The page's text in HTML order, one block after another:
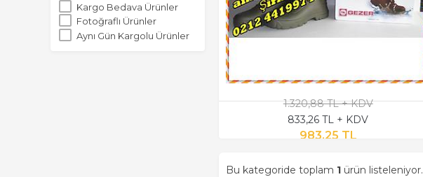
Kargo Bedava Ürünler
Fotoğraflı Ürünler
Aynı Gün Kargolu Ürünler
1.320,88 TL + KDV
833,26 TL + KDV
983,25 TL
Bu kategoride toplam 1 ürün listeleniyor.